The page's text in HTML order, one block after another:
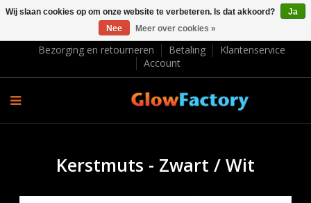
EUR €
Bezorging en retourneren
Betaling
Klantenservice
Account
Kerstmuts - Zwart / Wit
Wij slaan cookies op om onze website te verbeteren. Is dat akkoord?
Ja
Nee
Meer over cookies »